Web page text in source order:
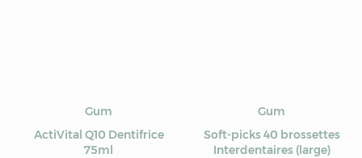
Gum
ActiVital Q10 Dentifrice
75ml
Gum
Soft-picks 40 brossettes
Interdentaires (large)